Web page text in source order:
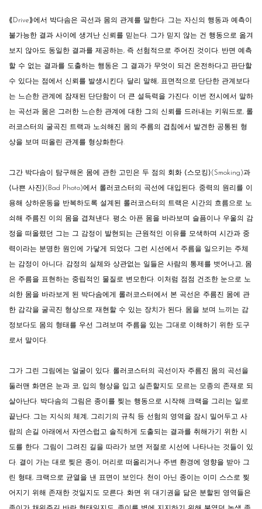
⟪Drive⟫에서 박다솜은 곡선과 몸의 관계를 말한다. 그는 자신의 행동과 예측이
불가능한 결과 사이에 생겨난 신뢰를 믿는다. 그가 믿지 않는 건 행동으로 옮겨
보지 않아도 동일한 결과를 제공하는, 즉 선험적으로 주어진 것이다. 반면 예측
할 수 없는 결과를 도출하는 행동은 그 결과가 무엇이 되건 온전하다고 판단할
수 있다는 점에서 신뢰를 발생시킨다. 달리 말해, 표면적으로 단단한 관계보다
는 느슨한 관계에 잠재된 단단함이 더 큰 설득력을 가진다. 이번 전시에서 말하
는 곡선과 몸은 그러한 느슨한 관계에 대한 그의 신뢰를 드러내는 키워드로, 롤
러코스터의 굴곡진 트랙과 노쇠해진 몸의 주름의 겹침에서 발견한 공통된 형
상을 보며 떠올린 관계를 형상화한다.
그간 박다솜이 탐구해온 몸에 관한 고민은 두 점의 회화 ⟨스모킹⟩(Smoking)과
⟨나쁜 사진⟩(Bad Photo)에서 롤러코스터의 곡선에 대입된다. 중력의 원리를 이
용해 상하운동을 반복하도록 설계된 롤러코스터의 트랙은 시간의 흐름으로 노
쇠해 주름진 이의 몸을 겹쳐낸다. 평소 아픈 몸을 바라보며 슬픔이나 우울의 감
정을 떠올렸던 그는 그 감정이 발현되는 근원적인 이유를 모색하며 시간과 중
력이라는 분명한 원인에 가닿게 되었다. 그런 시선에서 주름을 일으키는 주체
는 감정이 아니다. 감정의 실체와 상관없는 일들은 사람의 통제를 벗어나고, 몸
은 주름을 표현하는 중립적인 물질로 변모한다. 이처럼 점점 건조한 눈으로 노
쇠한 몸을 바라보게 된 박다솜에게 롤러코스터에서 본 곡선은 주름진 몸에 관
한 감각을 굴곡진 형상으로 재현할 수 있는 장치가 된다. 몸을 보며 느끼는 감
정보다도 몸의 형태를 우선 그려보며 주름을 있는 그대로 이해하기 위한 도구
로서 말이다.
그가 그린 그림에는 얼굴이 있다. 롤러코스터의 곡선이자 주름진 몸의 곡선을
둘러맨 화면은 눈과 코, 입의 형상을 입고 실존할지도 모르는 모종의 존재로 되
살아난다. 박다솜의 그림은 종이를 찢는 행동으로 시작해 크랙을 그리는 일로
끝난다. 그는 지식의 체계, 그리기의 규칙 등 선험의 영역을 잠시 밀어두고 사
람의 손길 아래에서 자연스럽고 솔직하게 도출되는 결과를 취해가기 위한 시
도를 한다. 그림이 그려진 길을 따라가 보면 저절로 시선에 나타나는 것들이 있
다. 결이 가는 대로 찢은 종이, 머리로 떠올리거나 주변 환경에 영향을 받아 그
린 형태, 크랙으로 균열을 낸 표면이 보인다. 천이 아닌 종이는 이미 스스로 찢
어지기 위해 존재한 것일지도 모른다. 화면 위 대기권을 닮은 분할된 영역들은